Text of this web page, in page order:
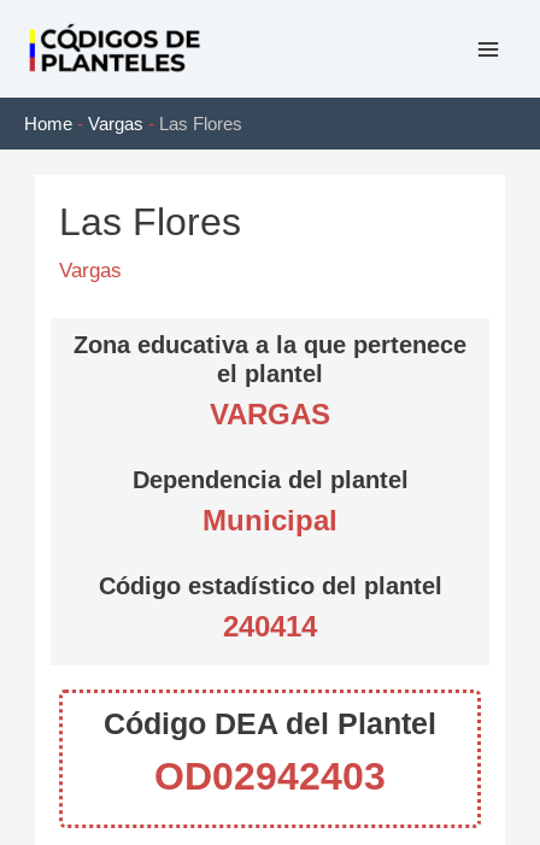
contenido
Home - Vargas - Las Flores
Las Flores
Vargas
Zona educativa a la que pertenece
el plantel
VARGAS
Dependencia del plantel
Municipal
Código estadístico del plantel
240414
Código DEA del Plantel
OD02942403